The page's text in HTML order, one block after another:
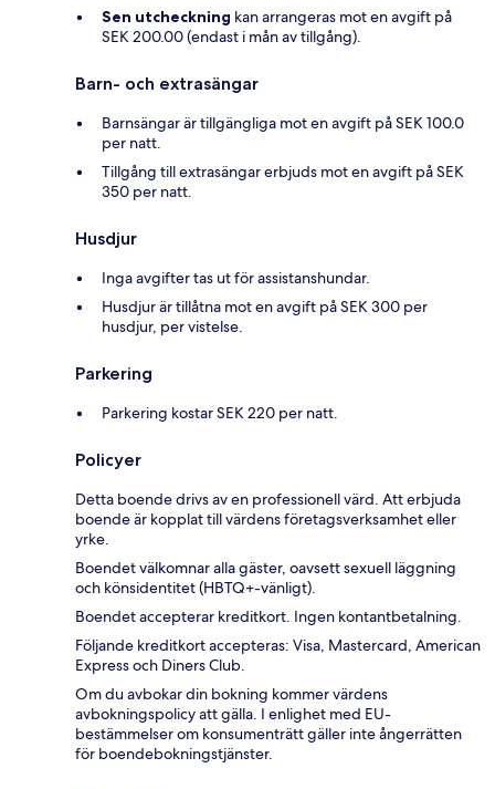
Sen utcheckning kan arrangeras mot en avgift på
SEK 200.00 (endast i mån av tillgång).
Barn- och extrasängar
Barnsängar är tillgängliga mot en avgift på SEK 100.0
per natt.
Tillgång till extrasängar erbjuds mot en avgift på SEK
350 per natt.
Husdjur
Inga avgifter tas ut för assistanshundar.
Husdjur är tillåtna mot en avgift på SEK 300 per
husdjur, per vistelse.
Parkering
Parkering kostar SEK 220 per natt.
Policyer
Detta boende drivs av en professionell värd. Att erbjuda
boende är kopplat till värdens företagsverksamhet eller
yrke.
Boendet välkomnar alla gäster, oavsett sexuell läggning
och könsidentitet (HBTQ+-vänligt).
Boendet accepterar kreditkort. Ingen kontantbetalning.
Följande kreditkort accepteras: Visa, Mastercard, American
Express och Diners Club.
Om du avbokar din bokning kommer värdens
avbokningspolicy att gälla. I enlighet med EU-
bestämmelser om konsumenträtt gäller inte ångerrätten
för boendebokningstjänster.